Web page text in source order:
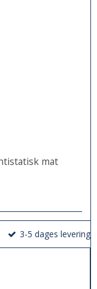
mat
3-5 dages levering